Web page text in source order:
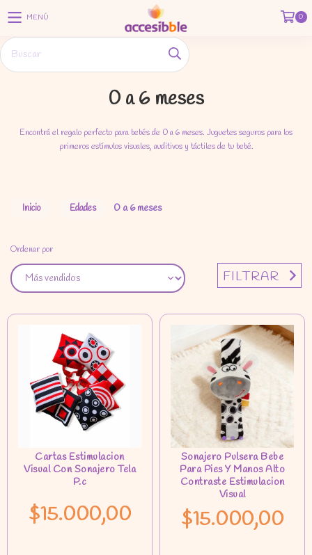
MENÚ 0
0 a 6 meses
Encontrá el regalo perfecto para bebés de 0 a 6 meses. Juguetes seguros para los
primeros estímulos visuales, auditivos y táctiles de tu bebé.
Inicio Edades 0 a 6 meses
Ordenar por
FILTRAR
$15.000,00 $15.000,00